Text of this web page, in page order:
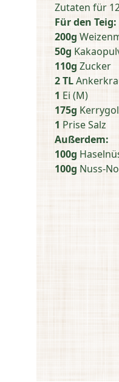
Zutaten für
Für den Teig:
200g
50g
110g Zucker
2 TL
1 Ei (M)
175g
1 Prise Salz
Außerdem:
100g
100g Nuss-